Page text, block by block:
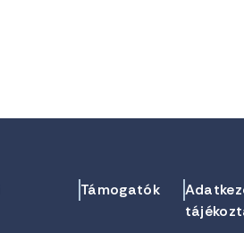
Támogatók